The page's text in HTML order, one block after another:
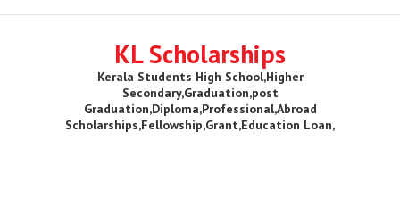
KL Scholarships
Kerala Students High School,Higher
Secondary,Graduation,post
Graduation,Diploma,Professional,Abroad
Scholarships,Fellowship,Grant,Education Loan,